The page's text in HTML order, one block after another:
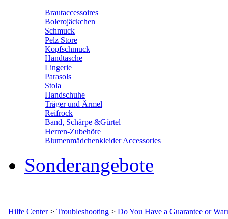
Brautaccessoires
Bolerojäckchen
Schmuck
Pelz Store
Kopfschmuck
Handtasche
Lingerie
Parasols
Stola
Handschuhe
Träger und Ärmel
Reifrock
Band, Schärpe &Gürtel
Herren-Zubehöre
Blumenmädchenkleider Accessories
Sonderangebote
Hilfe Center> Troubleshooting > Do You Have a Guarantee or